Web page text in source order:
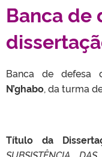
PORTARIAS
TELEFONES
Banca de
Banca de
N’ghabo, da turma
Título da